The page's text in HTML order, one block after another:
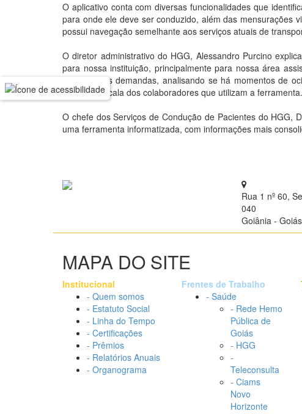
O aplicativo conta com diversas funcionalidades que
para onde ele deve ser conduzido, além das mensurações
possui navegação semelhante aos serviços atuais de
O diretor administrativo do HGG, Alessandro Purcino
para nossa instituição, principalmente para nossa área
monitorar as demandas, analisando se há momentos de
melhor a escala dos colaboradores que utilizam a
O chefe dos Serviços de Condução de Pacientes do HGG,
uma ferramenta informatizada, com informações mais
Rua 1 nº 60,
040
Goiânia - Goiás
MAPA DO SITE
Institucional
- Quem somos
- Estatuto Social
- Linha do Tempo
- Certificações
- Prêmios
- Relatórios Anuais
- Organograma
Frentes de Trabalho
- Saúde
- Rede Hemo
Pública de
Goiás
- HGG
-
Teleconsulta
- Ciams
Novo
Horizonte